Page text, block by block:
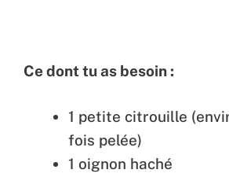
Ce dont tu as besoin :
1 petite citrouille
fois pelée)
1 oignon haché